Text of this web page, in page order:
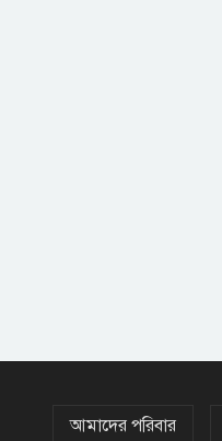
আমাদের পরিবার